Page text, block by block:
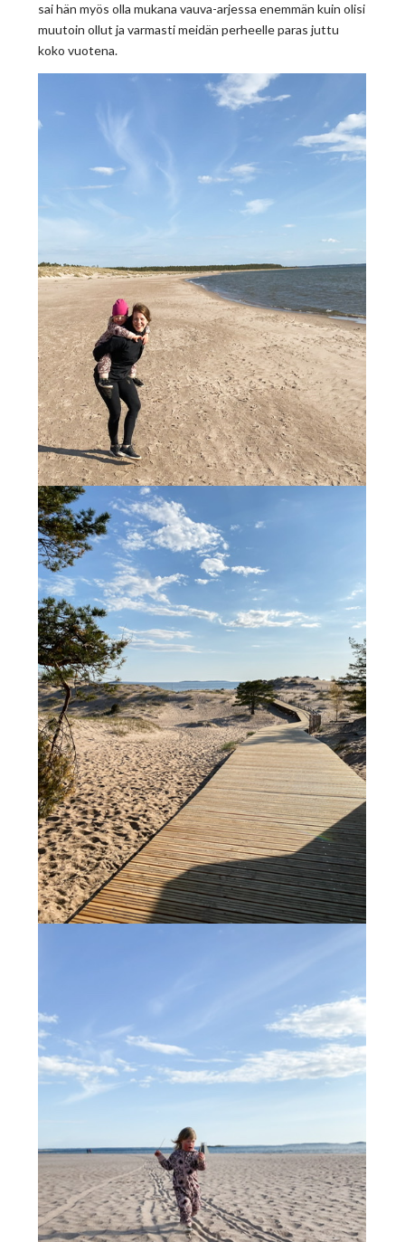
sai hän myös olla mukana vauva-arjessa enemmän kuin olisi
muutoin ollut ja varmasti meidän perheelle paras juttu
koko vuotena.